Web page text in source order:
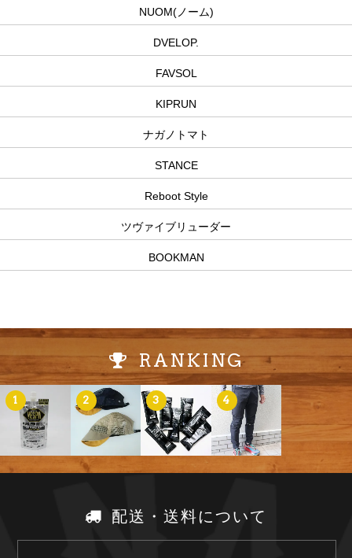
NUOM(ノーム)
DVELOP.
FAVSOL
KIPRUN
ナガノトマト
STANCE
Reboot Style
ツヴァイブリューダー
BOOKMAN
RANKING
1 2 3 4
配送・送料について